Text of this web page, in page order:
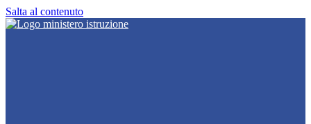
Salta al contenuto